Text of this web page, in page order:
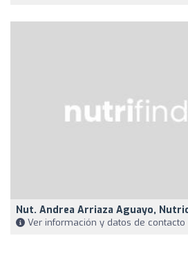
Nut. Andrea Arriaza Aguayo,
Ver información y datos de contacto